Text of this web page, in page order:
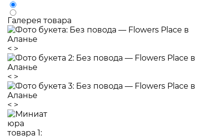
Галерея товара
< >
< >
< >